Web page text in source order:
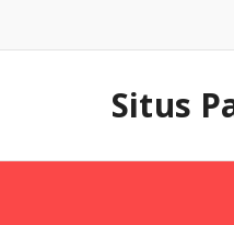
content
Situs